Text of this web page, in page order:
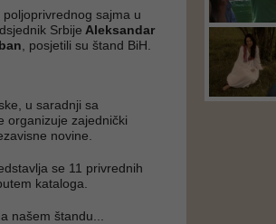
sajma u
Srbije Aleksandar
, posjetili su štand BiH.
u saradnji sa
organizuje zajednički
novine.
se 11 privrednih
kataloga.
našem štandu...